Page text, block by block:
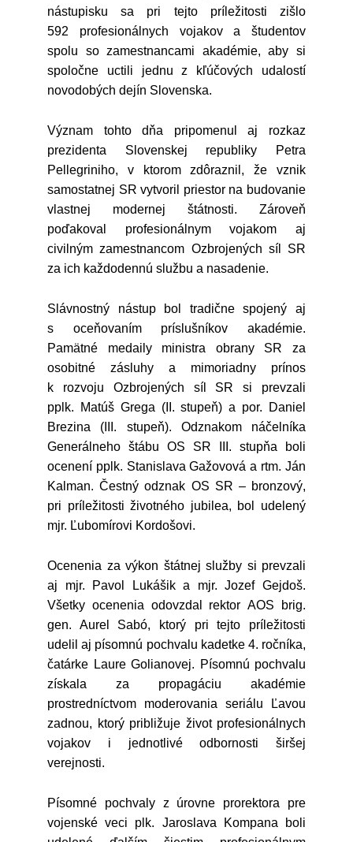
nástupisku sa pri tejto príležitosti zišlo
592 profesionálnych vojakov a študentov
spolu so zamestnancami akadémie, aby si
spoločne uctili jednu z kľúčových udalostí
novodobých dejín Slovenska.
Význam tohto dňa pripomenul aj rozkaz
prezidenta Slovenskej republiky Petra
Pellegriniho, v ktorom zdôraznil, že vznik
samostatnej SR vytvoril priestor na budovanie
vlastnej modernej štátnosti. Zároveň
poďakoval profesionálnym vojakom aj
civilným zamestnancom Ozbrojených síl SR
za ich každodennú službu a nasadenie.
Slávnostný nástup bol tradične spojený aj
s oceňovaním príslušníkov akadémie.
Pamätné medaily ministra obrany SR za
osobitné zásluhy a mimoriadny prínos
k rozvoju Ozbrojených síl SR si prevzali
pplk. Matúš Grega (II. stupeň) a por. Daniel
Brezina (III. stupeň). Odznakom náčelníka
Generálneho štábu OS SR III. stupňa boli
ocenení pplk. Stanislava Gažovová a rtm. Ján
Kalman. Čestný odznak OS SR – bronzový,
pri príležitosti životného jubilea, bol udelený
mjr. Ľubomírovi Kordošovi.
Ocenenia za výkon štátnej služby si prevzali
aj mjr. Pavol Lukášik a mjr. Jozef Gejdoš.
Všetky ocenenia odovzdal rektor AOS brig.
gen. Aurel Sabó, ktorý pri tejto príležitosti
udelil aj písomnú pochvalu kadetke 4. ročníka,
čatárke Laure Golianovej. Písomnú pochvalu
získala za propagáciu akadémie
prostredníctvom moderovania seriálu Ľavou
zadnou, ktorý približuje život profesionálnych
vojakov i jednotlivé odbornosti širšej
verejnosti.
Písomné pochvaly z úrovne prorektora pre
vojenské veci plk. Jaroslava Kompana boli